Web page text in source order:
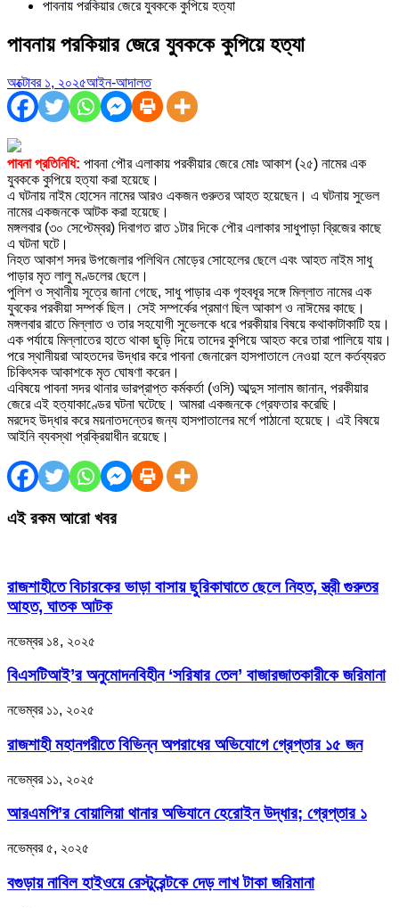
পাবনায় পরকিয়ার জেরে যুবককে কুপিয়ে হত্যা
পাবনায় পরকিয়ার জেরে যুবককে কুপিয়ে হত্যা
অক্টোবর ১, ২০২৫আইন-আদালত
পাবনা প্রতিনিধি: পাবনা পৌর এলাকায় পরকীয়ার জেরে মোঃ আকাশ (২৫) নামের এক
যুবককে কুপিয়ে হত্যা করা হয়েছে।
এ ঘটনায় নাইম হোসেন নামের আরও একজন গুরুতর আহত হয়েছেন। এ ঘটনায় সুভেল
নামের একজনকে আটক করা হয়েছে।
মঙ্গলবার (৩০ সেপ্টেম্বর) দিবাগত রাত ১টার দিকে পৌর এলাকার সাধুপাড়া ব্রিজের কাছে
এ ঘটনা ঘটে।
নিহত আকাশ সদর উপজেলার পলিথিন মোড়ের সোহেলের ছেলে এবং আহত নাইম সাধু
পাড়ার মৃত লালু মণ্ডলের ছেলে।
পুলিশ ও স্থানীয় সূত্রে জানা গেছে, সাধু পাড়ার এক গৃহবধূর সঙ্গে মিল্লাত নামের এক
যুবকের পরকীয়া সম্পর্ক ছিল। সেই সম্পর্কের প্রমাণ ছিল আকাশ ও নাঈমের কাছে।
মঙ্গলবার রাতে মিল্লাত ও তার সহযোগী সুভেলকে ধরে পরকীয়ার বিষয়ে কথাকাটাকাটি হয়।
এক পর্যায়ে মিল্লাতের হাতে থাকা ছুড়ি দিয়ে তাদের কুপিয়ে আহত করে তারা পালিয়ে যায়।
পরে স্থানীয়রা আহতদের উদ্ধার করে পাবনা জেনারেল হাসপাতালে নেওয়া হলে কর্তব্যরত
চিকিৎসক আকাশকে মৃত ঘোষণা করেন।
এবিষয়ে পাবনা সদর থানার ভারপ্রাপ্ত কর্মকর্তা (ওসি) আব্দুস সালাম জানান, পরকীয়ার
জেরে এই হত্যাকাণ্ডের ঘটনা ঘটেছে। আমরা একজনকে গ্রেফতার করেছি।
মরদেহ উদ্ধার করে ময়নাতদন্তের জন্য হাসপাতালের মর্গে পাঠানো হয়েছে। এই বিষয়ে
আইনি ব্যবস্থা প্রক্রিয়াধীন রয়েছে।
এই রকম আরো খবর
রাজশাহীতে বিচারকের ভাড়া বাসায় ছুরিকাঘাতে ছেলে নিহত, স্ত্রী গুরুতর
আহত, ঘাতক আটক
নভেম্বর ১৪, ২০২৫
বিএসটিআই’র অনুমোদনবিহীন ‘সরিষার তেল’ বাজারজাতকারীকে জরিমানা
নভেম্বর ১১, ২০২৫
রাজশাহী মহানগরীতে বিভিন্ন অপরাধের অভিযোগে গ্রেপ্তার ১৫ জন
নভেম্বর ১১, ২০২৫
আরএমপি’র বোয়ালিয়া থানার অভিযানে হেরোইন উদ্ধার; গ্রেপ্তার ১
নভেম্বর ৫, ২০২৫
বগুড়ায় নাবিল হাইওয়ে রেস্টুরেন্টকে দেড় লাখ টাকা জরিমানা